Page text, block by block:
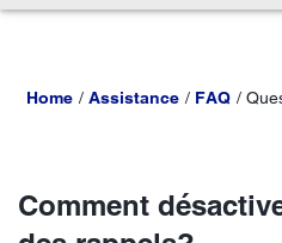
Home Assistance FAQ
Comment